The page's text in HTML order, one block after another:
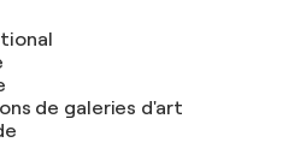
de galeries d'art